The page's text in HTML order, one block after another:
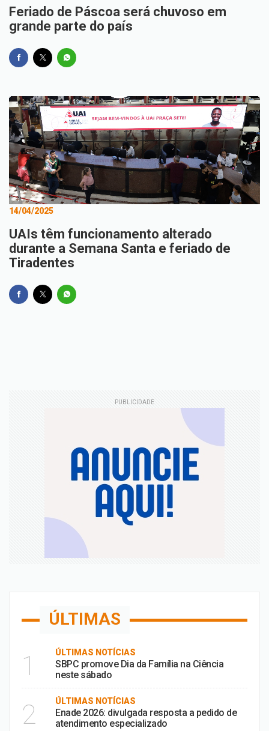
Feriado de Páscoa será chuvoso em
grande parte do país
14/04/2025
UAIs têm funcionamento alterado
durante a Semana Santa e feriado de
Tiradentes
PUBLICIDADE
ÚLTIMAS
1 ÚLTIMAS NOTÍCIAS
SBPC promove Dia da Família na Ciência
neste sábado
2 ÚLTIMAS NOTÍCIAS
Enade 2026: divulgada resposta a pedido de
atendimento especializado